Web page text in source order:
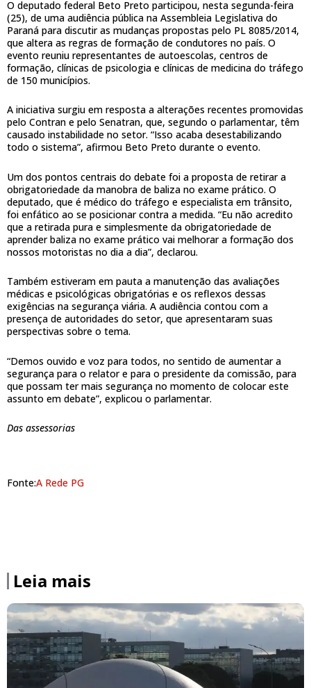
O deputado federal Beto Preto participou, nesta segunda-feira
(25), de uma audiência pública na Assembleia Legislativa do
Paraná para discutir as mudanças propostas pelo PL 8085/2014,
que altera as regras de formação de condutores no país. O
evento reuniu representantes de autoescolas, centros de
formação, clínicas de psicologia e clínicas de medicina do tráfego
de 150 municípios.
A iniciativa surgiu em resposta a alterações recentes promovidas
pelo Contran e pelo Senatran, que, segundo o parlamentar, têm
causado instabilidade no setor. “Isso acaba desestabilizando
todo o sistema”, afirmou Beto Preto durante o evento.
Um dos pontos centrais do debate foi a proposta de retirar a
obrigatoriedade da manobra de baliza no exame prático. O
deputado, que é médico do tráfego e especialista em trânsito,
foi enfático ao se posicionar contra a medida. “Eu não acredito
que a retirada pura e simplesmente da obrigatoriedade de
aprender baliza no exame prático vai melhorar a formação dos
nossos motoristas no dia a dia”, declarou.
Também estiveram em pauta a manutenção das avaliações
médicas e psicológicas obrigatórias e os reflexos dessas
exigências na segurança viária. A audiência contou com a
presença de autoridades do setor, que apresentaram suas
perspectivas sobre o tema.
“Demos ouvido e voz para todos, no sentido de aumentar a
segurança para o relator e para o presidente da comissão, para
que possam ter mais segurança no momento de colocar este
assunto em debate”, explicou o parlamentar.
Das assessorias
Fonte:A Rede PG
Leia mais